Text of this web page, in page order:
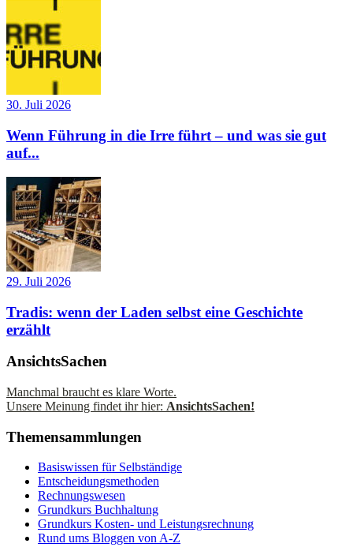
30. Juli 2026
Wenn Führung in die Irre führt – und was sie gut
auf...
29. Juli 2026
Tradis: wenn der Laden selbst eine Geschichte
erzählt
AnsichtsSachen
Manchmal braucht es klare Worte.
Unsere Meinung findet ihr hier: AnsichtsSachen!
Themensammlungen
Basiswissen für Selbständige
Entscheidungsmethoden
Rechnungswesen
Grundkurs Buchhaltung
Grundkurs Kosten- und Leistungsrechnung
Rund ums Bloggen von A-Z